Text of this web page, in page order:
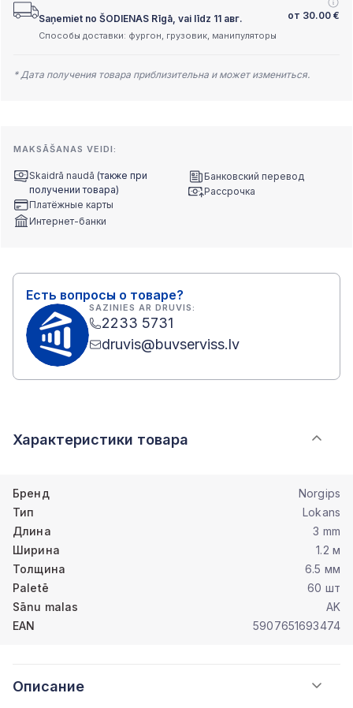
Saņemiet no ŠODIENAS Rīgā, vai līdz 11 авг. от 30.00 €
Способы доставки: фургон, грузовик, манипуляторы
* Дата получения товара приблизительна и может измениться.
MAKSĀŠANAS VEIDI:
Skaidrā naudā (также при
получении товара)
Платёжные карты
Интернет-банки
Банковский перевод
Рассрочка
Есть вопросы о товаре?
SAZINIES AR DRUVIS:
2233 5731
druvis@buvserviss.lv
Характеристики товара
Бренд
Norgips
Тип
Lokans
Длина
3 mm
Ширина
1.2 м
Толщина
6.5 мм
Paletē
60 шт
Sānu malas
AK
EAN
5907651693474
Описание